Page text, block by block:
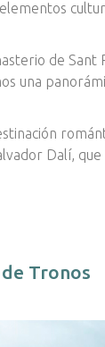
de Sant
una
Dalí,
Tronos